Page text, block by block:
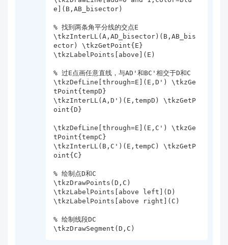
e](B,AB_bisector)
% 找到两条角平分线的交点E
\tkzInterLL(A,AD_bisector)(B,AB_bis
ector) \tkzGetPoint{E}
\tkzLabelPoints[above](E)
% 过E点画任意直线，与AD'和BC'相交于D和C
\tkzDefLine[through=E](E,D') \tkzGe
tPoint{tempD}
\tkzInterLL(A,D')(E,tempD) \tkzGetP
oint{D}
\tkzDefLine[through=E](E,C') \tkzGe
tPoint{tempC}
\tkzInterLL(B,C')(E,tempC) \tkzGetP
oint{C}
% 绘制点D和C
\tkzDrawPoints(D,C)
\tkzLabelPoints[above left](D)
\tkzLabelPoints[above right](C)
% 绘制线段DC
\tkzDrawSegment(D,C)